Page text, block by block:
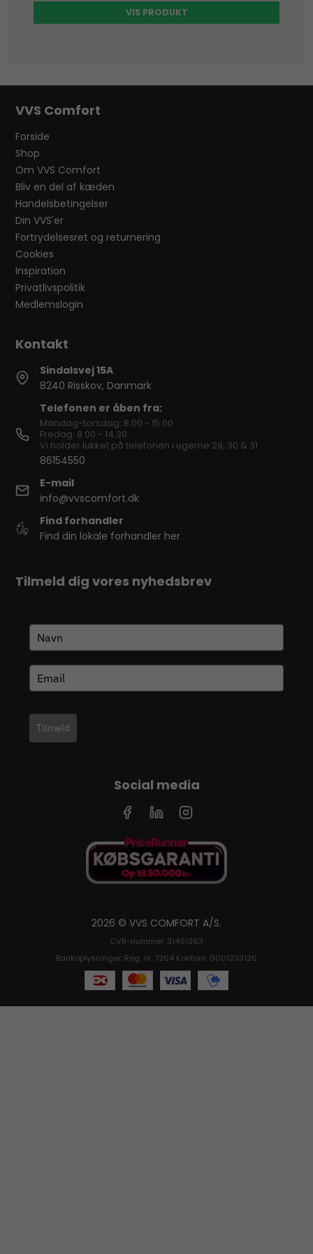
VIS PRODUKT
VVS Comfort
Forside
Shop
Om VVS Comfort
Bliv en del af kæden
Handelsbetingelser
Din VVS'er
Fortrydelsesret og returnering
Cookies
Inspiration
Privatlivspolitik
Medlemslogin
Sindalsvej 15A
8240 Risskov, Danmark
Telefonen er åben fra:
Mandag-torsdag: 8.00 - 15.00
Fredag: 8.00 - 14.30
Vi holder lukket på telefonen i ugerne 29, 30 & 31
86154550
E-mail
info@vvscomfort.dk
Find forhandler
Find din lokale forhandler her
Tilmeld dig vores nyhedsbrev
Tilmeld
Social media
2026 © VVS COMFORT A/S.
CVR-nummer: 31491363
Bankoplysninger: Reg. nr. 7264 Kontonr. 0001233126